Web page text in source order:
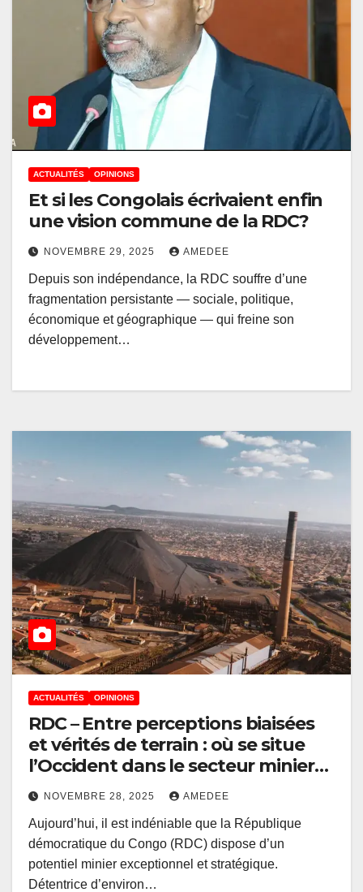
ACTUALITÉS OPINIONS
Et si les Congolais écrivaient enfin
une vision commune de la RDC?
NOVEMBRE 29, 2025 AMEDEE
Depuis son indépendance, la RDC souffre d’une
fragmentation persistante — sociale, politique,
économique et géographique — qui freine son
développement…
ACTUALITÉS OPINIONS
RDC – Entre perceptions biaisées
et vérités de terrain : où se situe
l’Occident dans le secteur minier
vital ? (Par Olivier Kaforo)
NOVEMBRE 28, 2025 AMEDEE
Aujourd’hui, il est indéniable que la République
démocratique du Congo (RDC) dispose d’un
potentiel minier exceptionnel et stratégique.
Détentrice d’environ…